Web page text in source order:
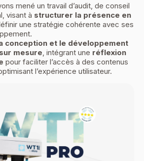
mené un travail d’audit, de conseil
visant à structurer la présence en
une stratégie cohérente avec ses
conception et le développement
mesure , intégrant une réflexion
pour faciliter l’accès à des contenus
l’expérience utilisateur.